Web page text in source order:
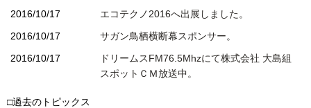
2016/10/17
エコテクノ2016へ出展しました。
2016/10/17
サガン鳥栖横断幕スポンサー。
2016/10/17
ドリームスFM76.5Mhzにて株式会社 大島組
スポットＣＭ放送中。
□過去のトピックス